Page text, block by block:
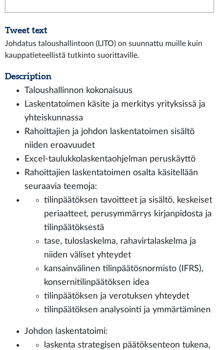
Tweet text
Johdatus taloushallintoon (LITO) on suunnattu muille kuin
kauppatieteellistä tutkinto suorittaville.
Description
Taloushallinnon kokonaisuus
Laskentatoimen käsite ja merkitys yrityksissä ja
yhteiskunnassa
Rahoittajien ja johdon laskentatoimen sisältö
niiden eroavuudet
Excel-taulukkolaskentaohjelman peruskäyttö
Rahoittajien laskentatoimen osalta käsitellään
seuraavia teemoja:
tilinpäätöksen tavoitteet ja sisältö, keskeiset
periaatteet, perusymmärrys kirjanpidosta ja
tilinpäätöksestä
tase, tuloslaskelma, rahavirtalaskelma ja
niiden väliset yhteydet
kansainvälinen tilinpäätösnormisto (IFRS),
konsernitilinpäätöksen idea
tilinpäätöksen ja verotuksen yhteydet
tilinpäätöksen analysointi ja ymmärtäminen
Johdon laskentatoimi:
laskenta strategisen päätöksenteon tukena,